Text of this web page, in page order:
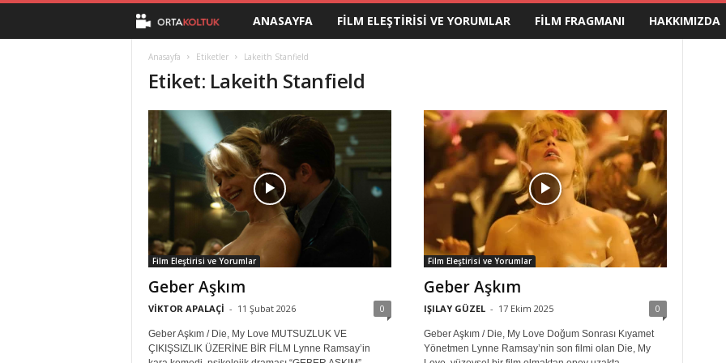
t
a
K
o
l
t
u
k
ANASAYFA FILM ELEŞTIRISI VE YORUMLAR FILM FRAGMANI HAKKIMIZDA
Anasayfa Etiketler Lakeith Stanfield
Etiket: Lakeith Stanfield
Film Eleştirisi ve Yorumlar
Geber Aşkım
VİKTOR APALAÇİ - 11 Şubat 2026 0
Geber Aşkım / Die, My Love MUTSUZLUK VE
ÇIKIŞSIZLIK ÜZERİNE BİR FİLM Lynne Ramsay’in
Film Eleştirisi ve Yorumlar
Geber Aşkım
IŞILAY GÜZEL - 17 Ekim 2025 0
Geber Aşkım / Die, My Love Doğum Sonrası Kıyamet
Yönetmen Lynne Ramsay’nin son filmi olan Die, My